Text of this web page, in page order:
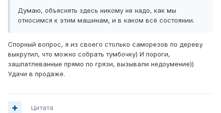
Думаю, объяснять здесь никому не надо, как мы
относимся к этим машинам, и в каком всё состоянии.
Спорный вопрос, я из своего столько саморезов по дереву
выкрутил, что можно собрать тумбочку) И пороги,
зашпатлеванные прямо по грязи, вызывали недоумение))
Удачи в продаже.
Цитата